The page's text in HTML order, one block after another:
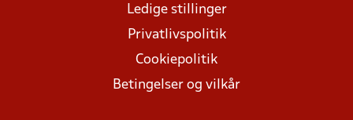
Ledige stillinger
Privatlivspolitik
Cookiepolitik
Betingelser og vilkår